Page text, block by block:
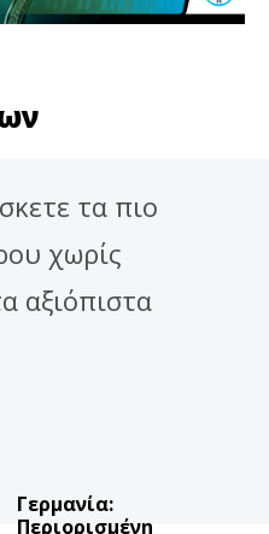
τα πιο
χωρίς
αξιόπιστα
Γερμανία:
Περιορισμένη